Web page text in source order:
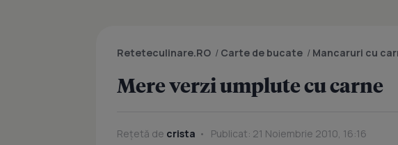
Reteteculinare.RO / Carte de bucate / Mancaruri cu
Mere verzi umplute cu carne
Rețetă de crista Publicat: 21 Noiembrie 2010, 16:16